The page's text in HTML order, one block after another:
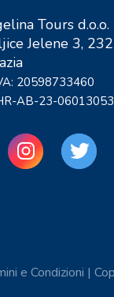
Tours d.o.o.
Jelene 3,
20598733460
AB-23-
e Condizioni |